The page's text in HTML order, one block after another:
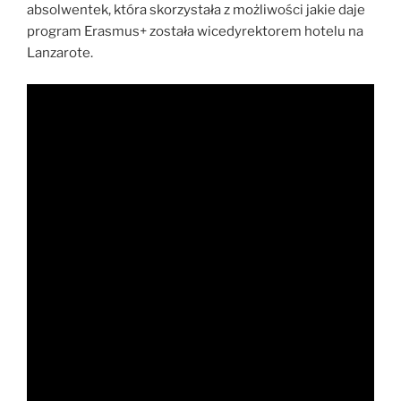
absolwentek, która skorzystała z możliwości jakie daje
program Erasmus+ została wicedyrektorem hotelu na
Lanzarote.